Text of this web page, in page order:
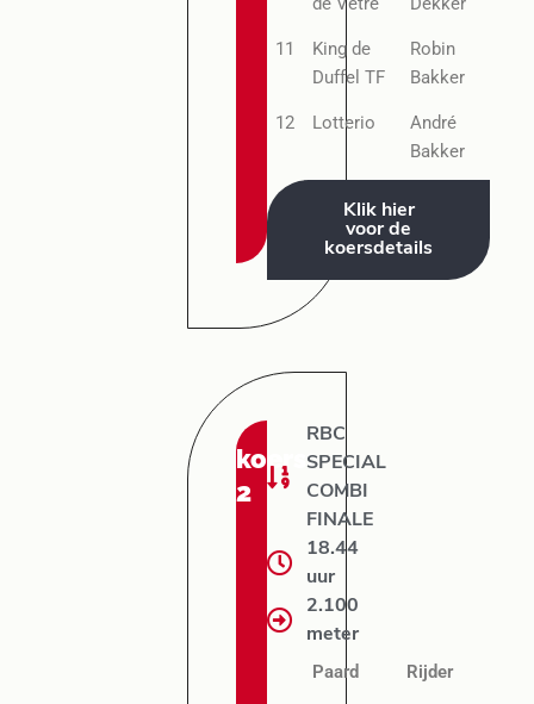
11
King de
Duffel TF
Robin
Bakker
12 Lotterio
André
Bakker
Klik hier
voor de
koersdetails
koers:
2
RBC
SPECIAL
COMBI
FINALE
18.44
uur
2.100
meter
Paard Rijder